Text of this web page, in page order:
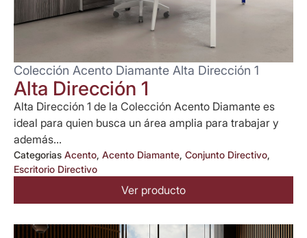
Colección Acento Diamante Alta Dirección 1
Alta Dirección 1
Alta Dirección 1 de la Colección Acento Diamante es
ideal para quien busca un área amplia para trabajar y
además...
Categorias Acento, Acento Diamante, Conjunto Directivo,
Escritorio Directivo
Ver producto